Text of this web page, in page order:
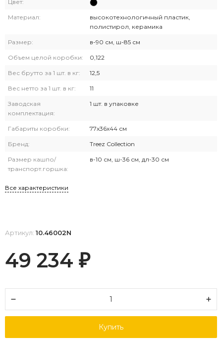
Цвет:
Материал:
высокотехнологичный пластик,
полистирол, керамика
Размер: в-90 см, ш-85 см
Объем целой коробки: 0,122
Вес брутто за 1 шт. в кг: 12,5
Вес нетто за 1 шт. в кг: 11
Заводская
комплектация:
1 шт. в упаковке
Габариты коробки: 77х36х44 см
Бренд: Treez Collection
Размер кашпо/
транспорт.горшка:
в-10 см, ш-36 см, дл-30 см
Все характеристики
Артикул: 10.46002N
49 234 ₽
Купить